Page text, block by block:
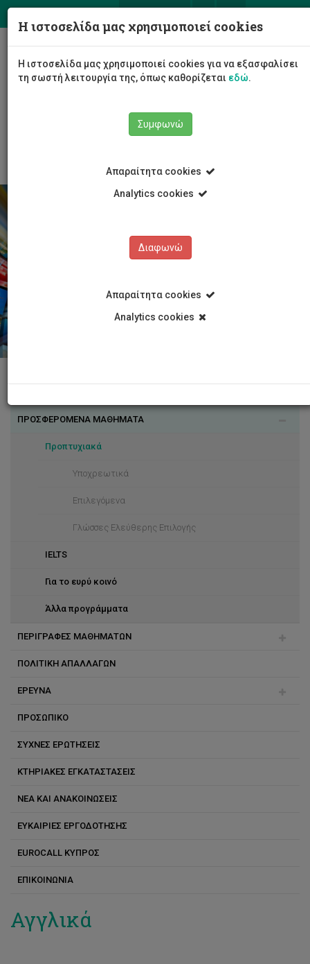
Κέντρο Γλωσσών
Προσφερόμενα Μαθήματα
Προπτυχιακά
Γλωσσική Πολιτική
ΠΡΟΣΦΕΡΟΜΕΝΑ ΜΑΘΗΜΑΤΑ
Προπτυχιακά
Υποχρεωτικά
Επιλεγόμενα
Γλώσσες Ελεύθερης Επιλογής
IELTS
Για το ευρύ κοινό
Άλλα προγράμματα
ΠΕΡΙΓΡΑΦΕΣ ΜΑΘΗΜΑΤΩΝ
Αγγλικά
Ελληνικά
Γαλλικά
Γερμανικά
Ισπανικά
Ιταλικά
Ρωσικά
Κινέζικα
ΠΟΛΙΤΙΚΗ ΑΠΑΛΛΑΓΩΝ
ΕΡΕΥΝΑ
Ερευνητικά προγράμματα
Δημοσιεύσεις
ΠΡΟΣΩΠΙΚΟ
Τζακ Burston
Μonique Burston
Ανδρούλλα Αθανασίου
ΣΥΧΝΕΣ ΕΡΩΤΗΣΕΙΣ
KΤΗΡΙΑΚΕΣ ΕΓΚΑΤΑΣΤΑΣΕΙΣ
ΝΕΑ ΚΑΙ ΑΝΑΚΟΙΝΩΣΕΙΣ
ΕΥΚΑΙΡΙΕΣ ΕΡΓΟΔΟΤΗΣΗΣ
EUROCALL ΚΥΠΡΟΣ
ΕΠΙΚΟΙΝΩΝΙΑ
Αγγλικά
Η ιστοσελίδα μας χρησιμοποιεί cookies
Η ιστοσελίδα μας χρησιμοποιεί cookies για να εξασφαλίσει
τη σωστή λειτουργία της, όπως καθορίζεται εδώ.
Συμφωνώ
Απαραίτητα cookies
Analytics cookies
Διαφωνώ
Απαραίτητα cookies
Analytics cookies